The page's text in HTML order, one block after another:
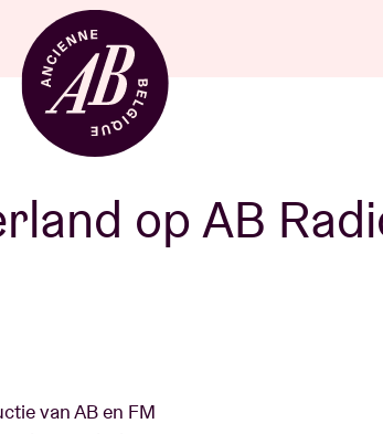
Zaalhuur
op AB
van AB en FM